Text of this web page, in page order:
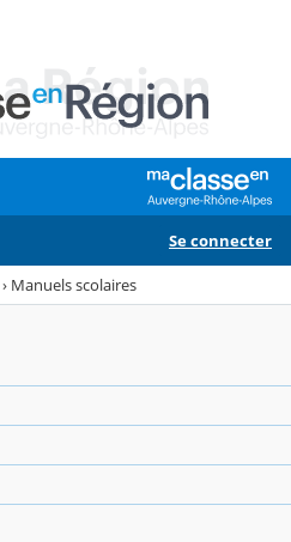
Se connecter
› Manuels scolaires